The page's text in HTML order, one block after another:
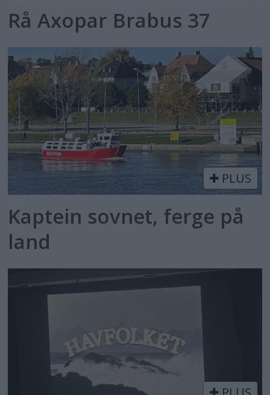
Frauscher slår til igjen
Elektrisk eleganse med BMW-
batterier
Elektriske eksperimenter
Det eneste vi hørte var propellen
Verdensrekord!
Rå Axopar Brabus 37
PLUS
Kaptein sovnet, ferge på
land